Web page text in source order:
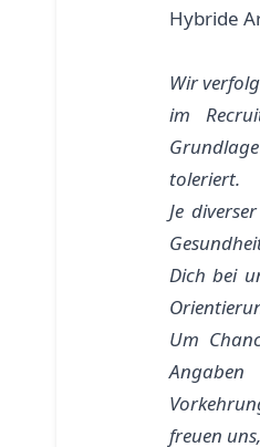
Hybride
Wir
im
toleriert.
Je
Dich bei
Um
freuen